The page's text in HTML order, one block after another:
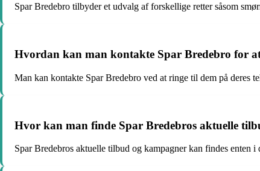
Spar Bredebro tilbyder et udvalg af forskellige retter såsom
Hvordan kan man kontakte Spar Bredebro for
Man kan kontakte Spar Bredebro ved at ringe til dem på deres
Hvor kan man finde Spar Bredebros aktuelle
Spar Bredebros aktuelle tilbud og kampagner kan findes enten